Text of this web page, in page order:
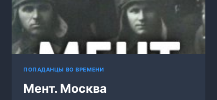
ПОПАДАНЦЫ ВО ВРЕМЕНИ
Мент. Москва